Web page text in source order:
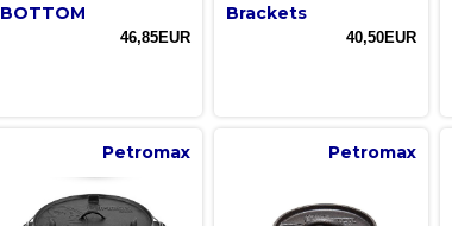
BOTTOM
46,85EUR
Brackets
40,50EUR
Petromax Petromax